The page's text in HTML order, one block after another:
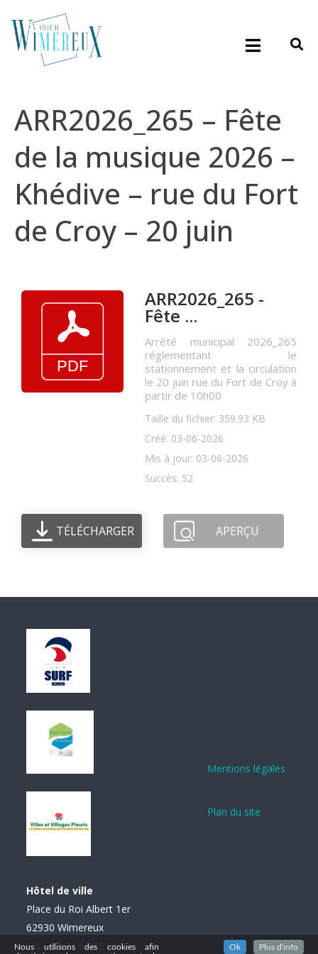
ARR2026_265 – Fête
de la musique 2026 –
Khédive – rue du Fort
de Croy – 20 juin
ARR2026_265 -
Fête ...
Arrêté municipal 2026_265
réglementant le
stationnement et la circulation
le 20 juin rue du Fort de Croy à
partir de 10h00
Taille du fichier: 359.93 KB
Créé: 03-06-2026
Mis à jour: 03-06-2026
Succès: 52
TÉLÉCHARGER APERÇU
Hôtel de ville
Place du Roi Albert 1er
62930 Wimereux
Tél. : 03 21 99 85 85
Mentions légales
Plan du site
Nous utilisons des cookies afin
Ok Plus d'info